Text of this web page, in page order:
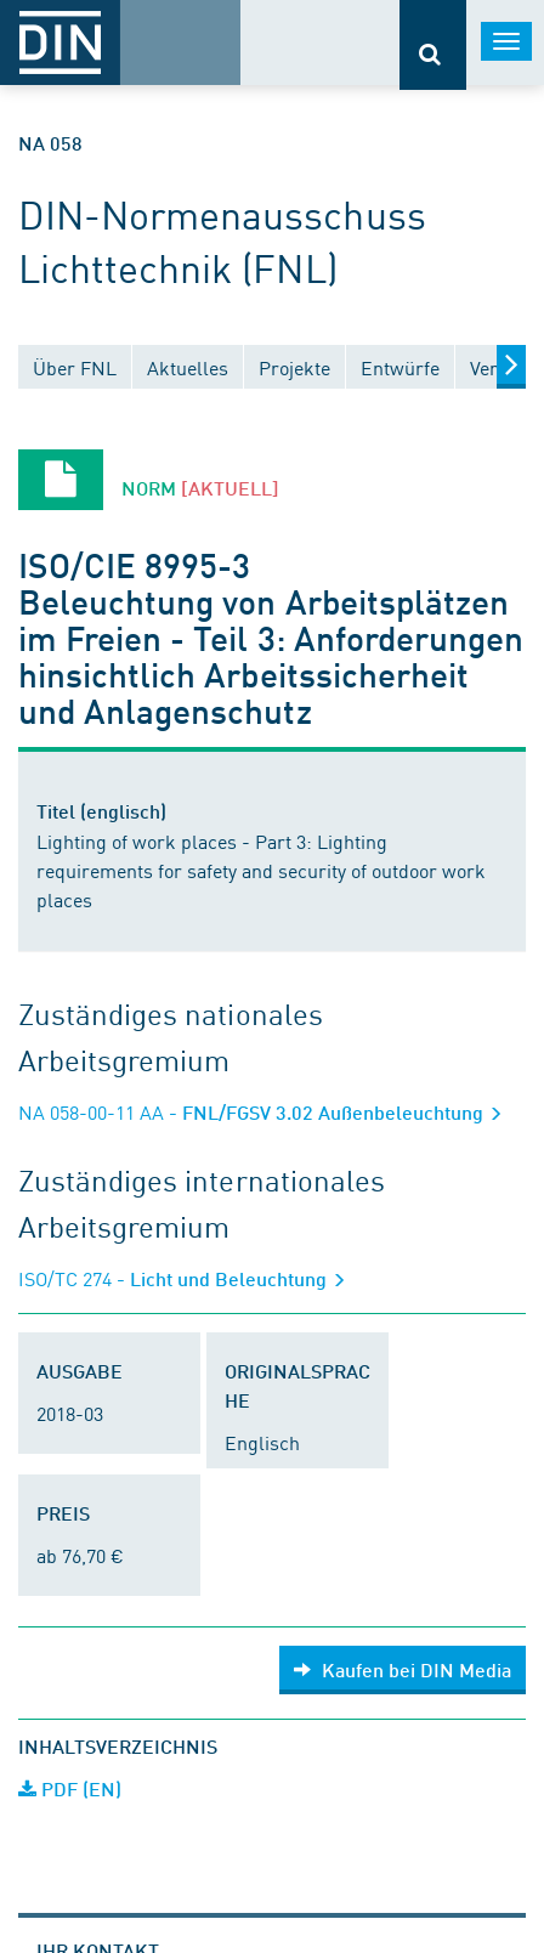
NA 058
DIN-Normenausschuss
Lichttechnik (FNL)
Über FNL Aktuelles Projekte Entwürfe
NORM [AKTUELL]
ISO/CIE 8995-3
Beleuchtung von Arbeitsplätzen
im Freien - Teil 3: Anforderungen
hinsichtlich Arbeitssicherheit
und Anlagenschutz
Titel (englisch)
Lighting of work places - Part 3: Lighting
requirements for safety and security of outdoor work
places
Zuständiges nationales
Arbeitsgremium
NA 058-00-11 AA - FNL/FGSV 3.02 Außenbeleuchtung
Zuständiges internationales
Arbeitsgremium
ISO/TC 274 - Licht und Beleuchtung
AUSGABE
2018-03
ORIGINALSPRAC
HE
Englisch
PREIS
ab 76,70 €
Kaufen bei DIN Media
INHALTSVERZEICHNIS
PDF (EN)